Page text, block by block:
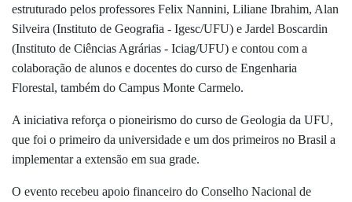
estruturado pelos professores Felix Nannini, Liliane Ibrahim, Alan
Silveira (Instituto de Geografia - Igesc/UFU) e Jardel Boscardin
(Instituto de Ciências Agrárias - Iciag/UFU) e contou com a
colaboração de alunos e docentes do curso de Engenharia
Florestal, também do Campus Monte Carmelo.
A iniciativa reforça o pioneirismo do curso de Geologia da UFU,
que foi o primeiro da universidade e um dos primeiros no Brasil a
implementar a extensão em sua grade.
O evento recebeu apoio financeiro do Conselho Nacional de